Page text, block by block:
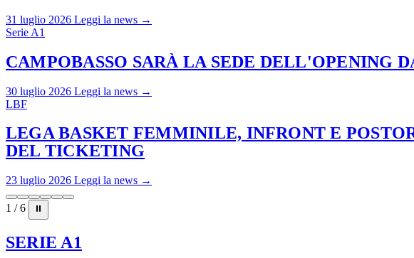
31 luglio 2026 Leggi la news →
Serie A1
CAMPOBASSO SARÀ LA SEDE DELL'OPENING
30 luglio 2026 Leggi la news →
LBF
LEGA BASKET FEMMINILE, INFRONT E
DEL TICKETING
23 luglio 2026 Leggi la news →
1 / 6 ⏸
SERIE A1